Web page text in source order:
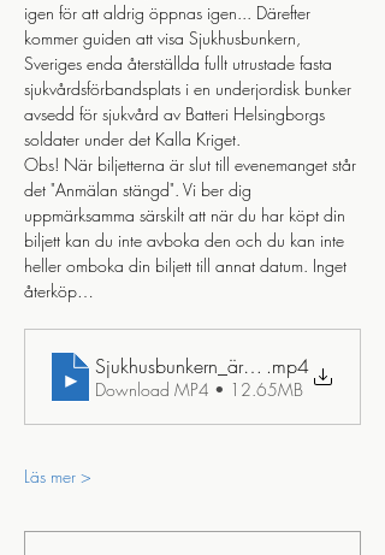
igen för att aldrig öppnas igen... Därefter
kommer guiden att visa Sjukhusbunkern,
Sveriges enda återställda fullt utrustade fasta
sjukvårdsförbandsplats i en underjordisk bunker
avsedd för sjukvård av Batteri Helsingborgs
soldater under det Kalla Kriget.
Obs! När biljetterna är slut till evenemanget står
det "Anmälan stängd". Vi ber dig
uppmärksamma särskilt att när du har köpt din
biljett kan du inte avboka den och du kan inte
heller omboka din biljett till annat datum. Inget
återköp…
.mp4
Download MP4 • 12.65MB
Läs mer >